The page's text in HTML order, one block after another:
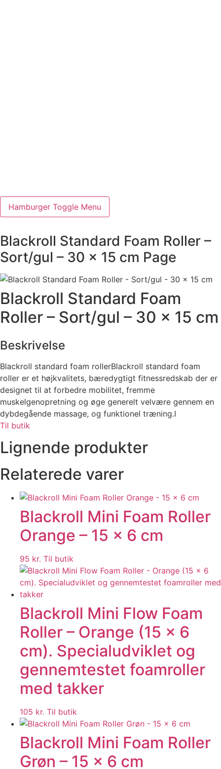
Hamburger Toggle Menu
Blackroll Standard Foam Roller –
Sort/gul – 30 x 15 cm Page
Blackroll Standard Foam
Roller – Sort/gul – 30 x 15 cm
Beskrivelse
Blackroll standard foam rollerBlackroll standard foam
roller er et højkvalitets, bæredygtigt fitnessredskab der er
designet til at forbedre mobilitet, fremme
muskelgenopretning og øge generelt velvære gennem en
dybdegående massage, og funktionel træning.I
Til butik
Lignende produkter
Relaterede varer
Blackroll Mini Foam Roller
Orange – 15 x 6 cm
95 kr. Til butik
Blackroll Mini Flow Foam
Roller – Orange (15 x 6
cm). Specialudviklet og
gennemtestet foamroller
med takker
105 kr. Til butik
Blackroll Mini Foam Roller
Grøn – 15 x 6 cm